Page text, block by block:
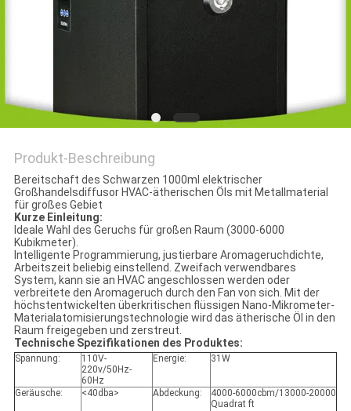
PRIVACY
POLICY
Produkt-Beschreibung
Bereitschaft des Schwarzen 1000ml elektrischer
Großhandelsdiffusor HVAC-ätherischen Öls mit Metallmaterial
für großes Gebiet
Kurze Einleitung:
Ideale Wahl des Geruchs für großen Raum (3000-6000
Kubikmeter).
Intelligente Programmierung, justierbare Aromageruchdichte,
Arbeitszeit beliebig einstellend. Zweifach verwendbares
System, kann sie an HVAC angeschlossen werden oder
verbreitete den Aromageruch durch den Fan von sich. Mit der
höchstentwickelten überkritischen flüssigen Nano-Mikrometer-
Materialatomisierungstechnologie wird das ätherische Öl in den
Raum freigegeben und zerstreut.
Technische Spezifikationen des Produktes:
Spannung:
110V-
220v/50Hz-
60Hz
Energie: 31W
Geräusche: <40dba> Abdeckung:
4000-6000cbm/13000-20000
Quadrat ft